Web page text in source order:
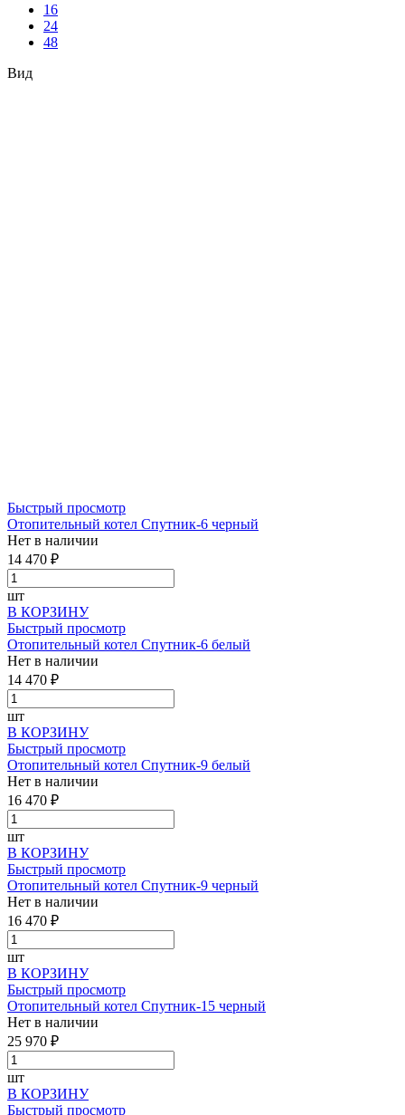
16
24
48
Вид
Быстрый просмотр
Отопительный котел Спутник-6 черный
Нет в наличии
14 470 ₽
шт
В КОРЗИНУ
Быстрый просмотр
Отопительный котел Спутник-6 белый
Нет в наличии
14 470 ₽
шт
В КОРЗИНУ
Быстрый просмотр
Отопительный котел Спутник-9 белый
Нет в наличии
16 470 ₽
шт
В КОРЗИНУ
Быстрый просмотр
Отопительный котел Спутник-9 черный
Нет в наличии
16 470 ₽
шт
В КОРЗИНУ
Быстрый просмотр
Отопительный котел Спутник-15 черный
Нет в наличии
25 970 ₽
шт
В КОРЗИНУ
Быстрый просмотр